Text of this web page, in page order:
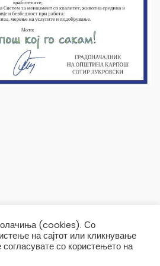
(cookies). Со
на сајтот или кликнување
со користењето на